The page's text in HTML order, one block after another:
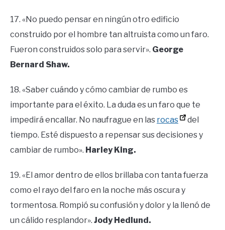
17. «No puedo pensar en ningún otro edificio
construido por el hombre tan altruista como un faro.
Fueron construidos solo para servir». George
Bernard Shaw.
18. «Saber cuándo y cómo cambiar de rumbo es
importante para el éxito. La duda es un faro que te
impedirá encallar. No naufrague en las rocas
del
tiempo. Esté dispuesto a repensar sus decisiones y
cambiar de rumbo». Harley King.
19. «El amor dentro de ellos brillaba con tanta fuerza
como el rayo del faro en la noche más oscura y
tormentosa. Rompió su confusión y dolor y la llenó de
un cálido resplandor». Jody Hedlund.